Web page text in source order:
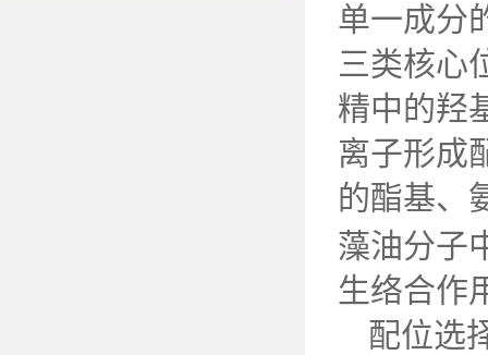
单一成分
三类核心
精中的羟
离子形成
的酯基、
藻油分子
生络合作
配位选